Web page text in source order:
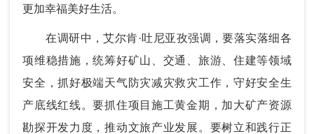
更加幸福美好生活。
在调研中，艾尔肯·吐尼亚孜强调，要落实落细各
项维稳措施，统筹好矿山、交通、旅游、住建等领域
安全，抓好极端天气防灾减灾救灾工作，守好安全生
产底线红线。要抓住项目施工黄金期，加大矿产资源
勘探开发力度，推动文旅产业发展。要树立和践行正